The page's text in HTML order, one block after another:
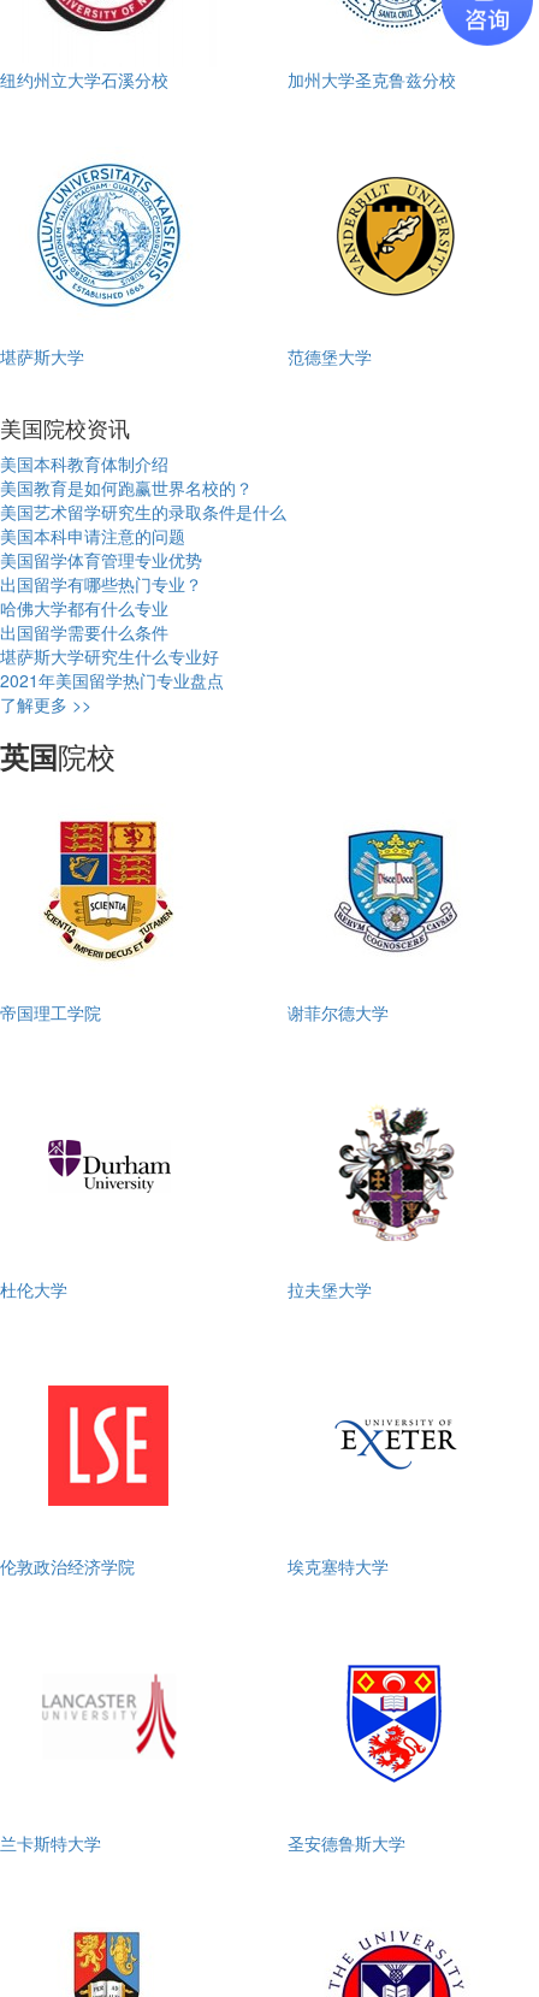
纽约州立大学石溪分校 加州大学圣克鲁兹分校
堪萨斯大学 范德堡大学
美国院校资讯
美国本科教育体制介绍
美国教育是如何跑赢世界名校的？
美国艺术留学研究生的录取条件是什么
美国本科申请注意的问题
美国留学体育管理专业优势
出国留学有哪些热门专业？
哈佛大学都有什么专业
出国留学需要什么条件
堪萨斯大学研究生什么专业好
2021年美国留学热门专业盘点
了解更多 >>
英国院校
帝国理工学院 谢菲尔德大学
杜伦大学 拉夫堡大学
伦敦政治经济学院 埃克塞特大学
兰卡斯特大学 圣安德鲁斯大学